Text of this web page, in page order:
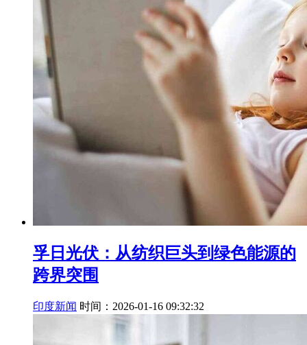
孚日光伏：从纺织巨头到绿色能源的
跨界突围
印度新闻 时间：2026-01-16 09:32:32